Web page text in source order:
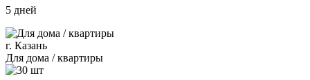
5 дней
г. Казань
Для дома / квартиры